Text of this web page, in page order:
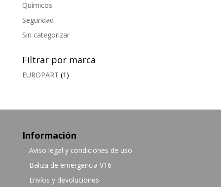
Químicos
Seguridad
Sin categorizar
Filtrar por marca
EUROPART (1)
Información
Aviso legal y condiciones de uso
Baliza de emergencia V16
Envíos y devoluciones